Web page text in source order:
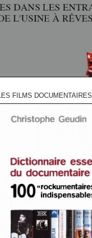
LES FILMS DOCUMENTAIRES